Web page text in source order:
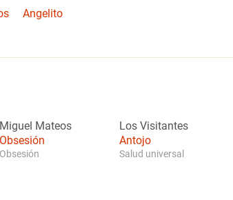
Angelito
Miguel Mateos
Obsesión
Obsesión
Los Visitantes
Antojo
Salud universal